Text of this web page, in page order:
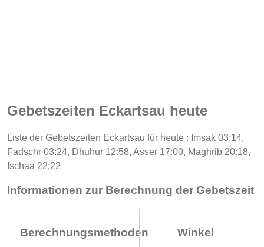
Gebetszeiten Eckartsau heute
Liste der Gebetszeiten Eckartsau für heute : Imsak 03:14,
Fadschr 03:24, Dhuhur 12:58, Asser 17:00, Maghrib 20:18,
Ischaa 22:22
Informationen zur Berechnung der Gebetszeit
Berechnungsmethoden Winkel